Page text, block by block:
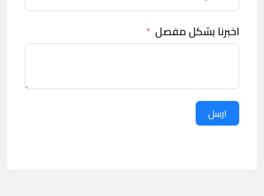
اخبرنا بشكل مفصل
ارسل